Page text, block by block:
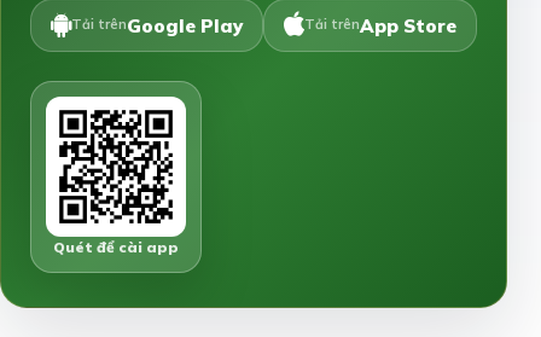
Tải trênGoogle Play Tải trênApp Store
Quét để cài app